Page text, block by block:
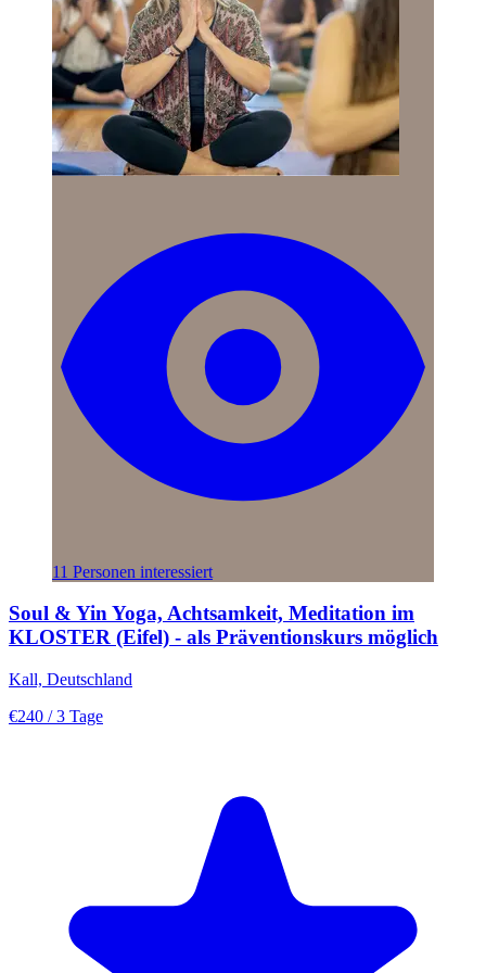
11 Personen interessiert
Soul & Yin Yoga, Achtsamkeit, Meditation im
KLOSTER (Eifel) - als Präventionskurs möglich
Kall, Deutschland
€240 / 3 Tage